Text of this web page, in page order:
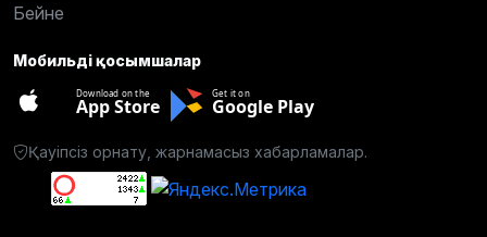
Бейне
Мобильді қосымшалар
Download on the
App Store
Get it on
Google Play
Қауіпсіз орнату, жарнамасыз хабарламалар.